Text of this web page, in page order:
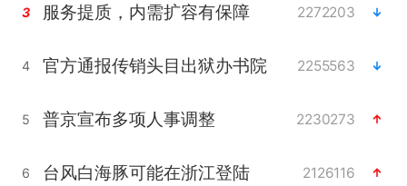
3 服务提质，内需扩容有保障 2272203
4 官方通报传销头目出狱办书院 2255563
5 普京宣布多项人事调整 2230273
6 台风白海豚可能在浙江登陆 2126116